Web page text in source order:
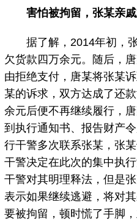
害怕被拘留，张某亲
据了解，2014年初，张
欠货款四万余元。随后，
由拒绝支付，唐某将张某
某的诉求，双方达成了还
余元后便不再继续履行，
到执行通知书、报告财产
行干警多次联系张某，张
干警决定在此次的集中执
干警对其明理释法，但是
表示如果继续逃避，将对
要被拘留，顿时慌了手脚